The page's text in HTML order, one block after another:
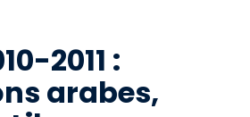
propositions
Notre revue
Boutique
2011 :
arabes,